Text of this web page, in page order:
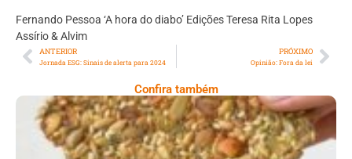
Fernando Pessoa ‘A hora do diabo’ Edições Teresa Rita Lopes
Assírio & Alvim
ANTERIOR
Jornada ESG: Sinais de alerta para 2024
PRÓXIMO
Opinião: Fora da lei
Confira também